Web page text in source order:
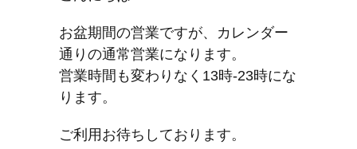
お盆期間の営業ですが、カレンダー
通りの通常営業になります。
営業時間も変わりなく13時-23時にな
ります。
ご利用お待ちしております。